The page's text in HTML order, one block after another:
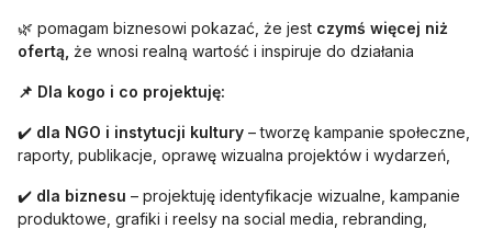
🌿 pomagam biznesowi pokazać, że jest czymś więcej niż
ofertą, że wnosi realną wartość i inspiruje do działania
📌 Dla kogo i co projektuję:
✔️ dla NGO i instytucji kultury – tworzę kampanie społeczne,
raporty, publikacje, oprawę wizualna projektów i wydarzeń,
✔️ dla biznesu – projektuję identyfikacje wizualne, kampanie
produktowe, grafiki i reelsy na social media, rebranding,